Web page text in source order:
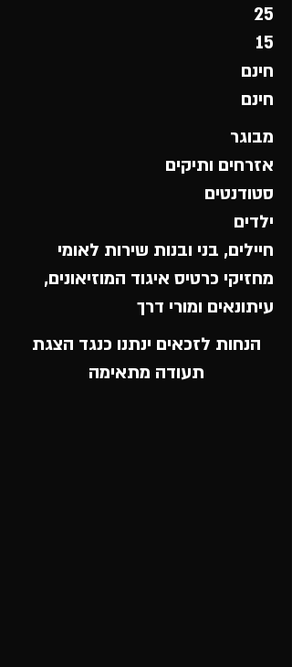
25
15
חינם
חינם
מבוגר
אזרחים ותיקים
סטודנטים
ילדים
חיילים, בני ובנות שירות לאומי
מחזיקי כרטיס איגוד המוזיאונים,
עיתונאים ומורי דרך
הנחות לזכאים ינתנו כנגד הצגת
תעודה מתאימה